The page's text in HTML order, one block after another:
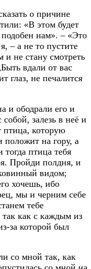
о причине
«В этом будет
подобен нам». – «Это
– а не то пустите
не стану смотреть
вдали от вас
глаз, не печалится
и ободрали его и
залезь в неё и
птица, которую
положит на гору, а
птица тебя
Пройди полдня, и
видом;
хочешь, ибо
мы и черним себе
тебе
так как с каждым из
за которой был
со мной так, как